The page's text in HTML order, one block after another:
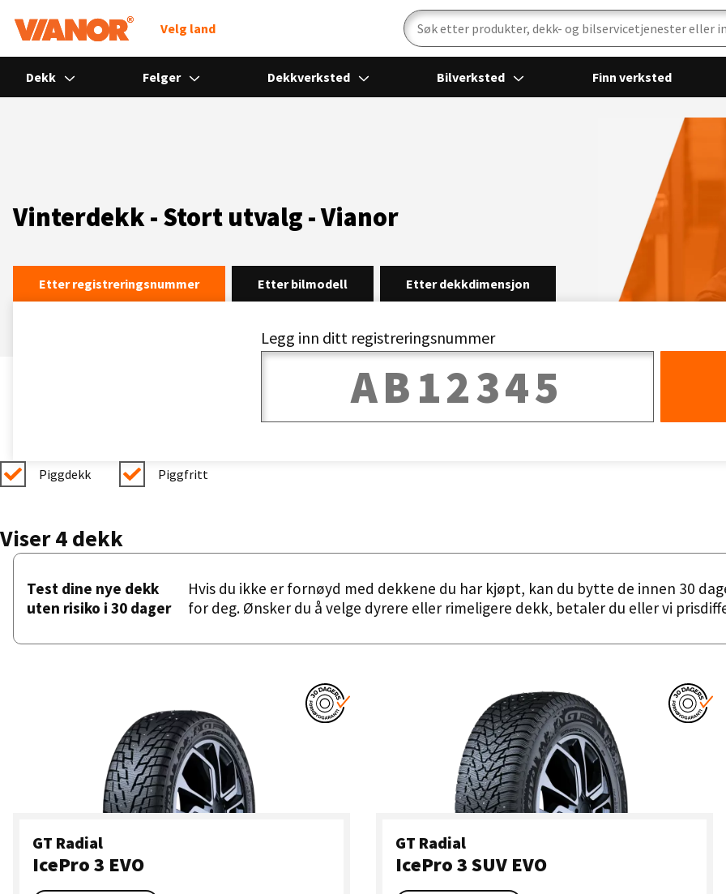
Velg land
Dekk Felger Dekkverksted Bilverksted Finn verksted
Vinterdekk - Stort utvalg - Vianor
Etter registreringsnummer Etter bilmodell Etter dekkdimensjon
Legg inn ditt registreringsnummer
Piggdekk Piggfritt
Viser 4 dekk
Test dine nye dekk
uten risiko i 30 dager
Hvis du ikke er fornøyd med dekkene du har kjøpt, kan du bytte de innen 30
for deg. Ønsker du å velge dyrere eller rimeligere dekk, betaler du eller vi
GT Radial
IcePro 3 EVO
GT Radial
IcePro 3 SUV EVO